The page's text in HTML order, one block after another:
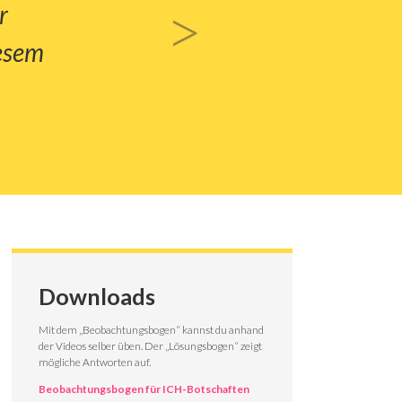
>
Downloads
Mit dem „Beobachtungsbogen“ kannst du anhand
der Videos selber üben. Der „Lösungsbogen“ zeigt
mögliche Antworten auf.
Beobachtungsbogen für ICH-Botschaften